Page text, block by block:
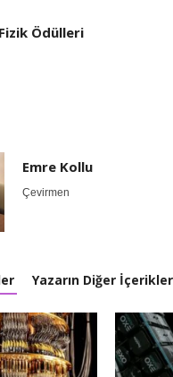
Ödülleri
Emre Kollu
Çevirmen
Yazarın Diğer